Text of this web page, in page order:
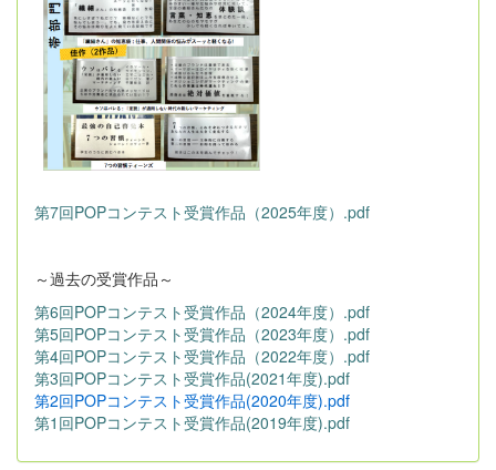
第7回POPコンテスト受賞作品（2025年度）.pdf
～過去の受賞作品～
第6回POPコンテスト受賞作品（2024年度）.pdf
第5回POPコンテスト受賞作品（2023年度）.pdf
第4回POPコンテスト受賞作品（2022年度）.pdf
第3回POPコンテスト受賞作品(2021年度).pdf
第2回POPコンテスト受賞作品(2020年度).pdf
第1回POPコンテスト受賞作品(2019年度).pdf